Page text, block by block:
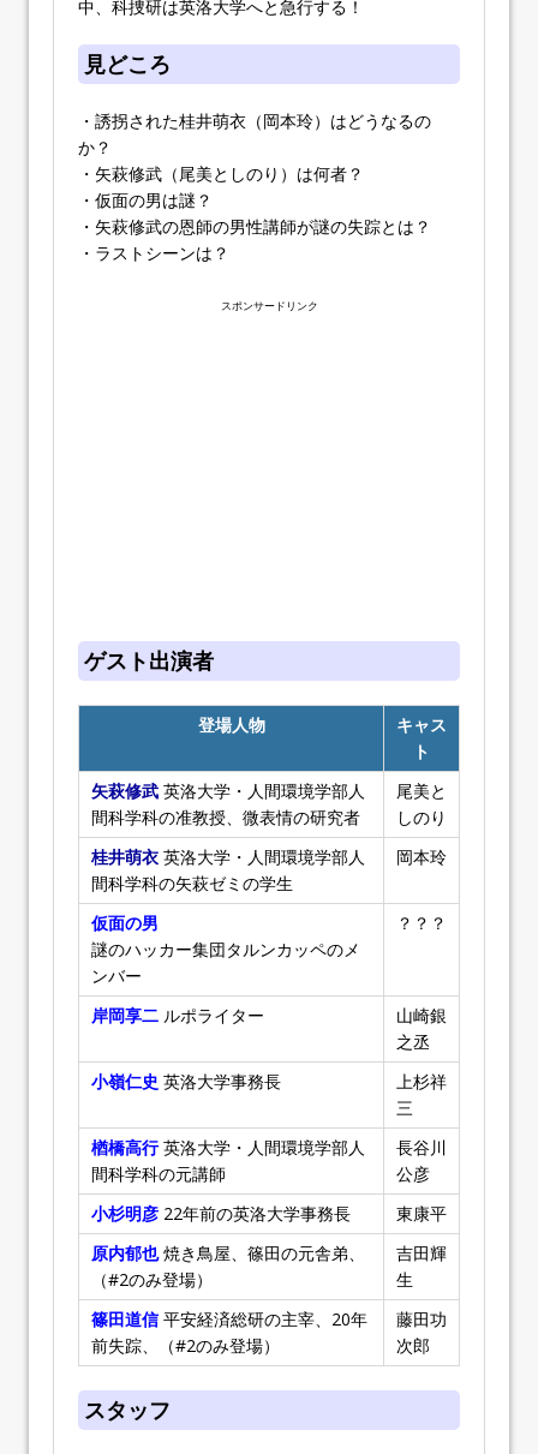
中、科捜研は英洛大学へと急行する！
見どころ
・誘拐された桂井萌衣（岡本玲）はどうなるの
か？
・矢萩修武（尾美としのり）は何者？
・仮面の男は謎？
・矢萩修武の恩師の男性講師が謎の失踪とは？
・ラストシーンは？
スポンサードリンク
ゲスト出演者
登場人物
キャス
ト
矢萩修武 英洛大学・人間環境学部人
間科学科の准教授、微表情の研究者
尾美と
しのり
桂井萌衣 英洛大学・人間環境学部人
間科学科の矢萩ゼミの学生
岡本玲
仮面の男
謎のハッカー集団タルンカッペのメ
ンバー
？？？
岸岡享二 ルポライター
山崎銀
之丞
小嶺仁史 英洛大学事務長
上杉祥
三
楢橋高行英洛大学・人間環境学部人
間科学科の元講師
長谷川
公彦
小杉明彦 22年前の英洛大学事務長
東康平
原内郁也焼き鳥屋、篠田の元舎弟、
（#2のみ登場）
吉田輝
生
篠田道信平安経済総研の主宰、20年
前失踪、（#2のみ登場）
藤田功
次郎
スタッフ